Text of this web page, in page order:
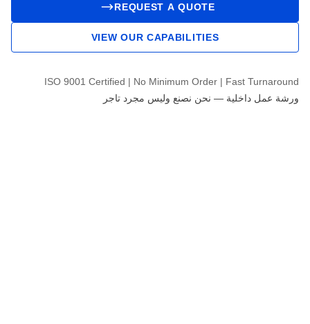
REQUEST A QUOTE
VIEW OUR CAPABILITIES
ISO 9001 Certified | No Minimum Order | Fast Turnaround
ورشة عمل داخلية — نحن نصنع وليس مجرد تاجر